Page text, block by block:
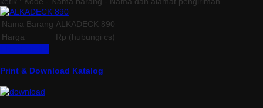
Nama Barang ALKADECK 890
Harga
Rp (hubungi cs)
Print & Download Katalog